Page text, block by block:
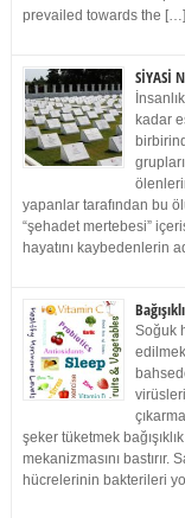
prevailed towards the […]
SİYASİ
kadar
yapanlar tarafından bu
“şehadet mertebesi”
hayatını kaybedenlerin
Soğuk
şeker tüketmek
mekanizmasını
hücrelerinin bakterileri